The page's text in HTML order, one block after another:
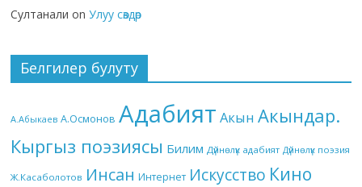
Султанали onУлуу сөздөр
Белгилер булуту
А.Абыкаев А.Осмонов Адабият Акын Акындар.
Кыргыз поэзиясы Билим Дүйнөлүк адабият Дүйнөлүк поэзия
Ж.Касаболотов Инсан Интернет Искусство Кино